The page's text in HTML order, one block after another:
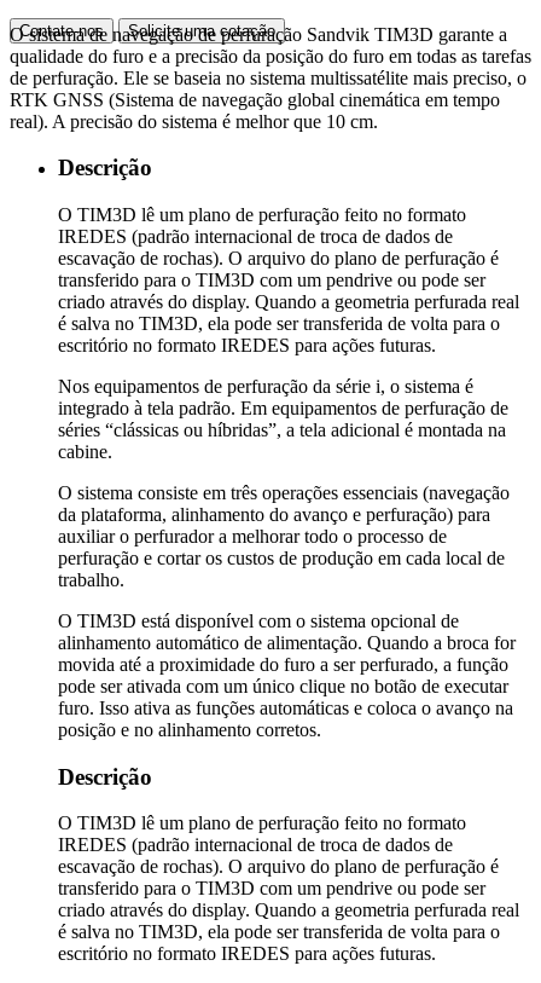
Contate-nos Solicite uma cotação
O sistema de navegação de perfuração Sandvik TIM3D garante a
qualidade do furo e a precisão da posição do furo em todas as tarefas
de perfuração. Ele se baseia no sistema multissatélite mais preciso, o
RTK GNSS (Sistema de navegação global cinemática em tempo
real). A precisão do sistema é melhor que 10 cm.
Descrição
O TIM3D lê um plano de perfuração feito no formato
IREDES (padrão internacional de troca de dados de
escavação de rochas). O arquivo do plano de perfuração é
transferido para o TIM3D com um pendrive ou pode ser
criado através do display. Quando a geometria perfurada real
é salva no TIM3D, ela pode ser transferida de volta para o
escritório no formato IREDES para ações futuras.
Nos equipamentos de perfuração da série i, o sistema é
integrado à tela padrão. Em equipamentos de perfuração de
séries “clássicas ou híbridas”, a tela adicional é montada na
cabine.
O sistema consiste em três operações essenciais (navegação
da plataforma, alinhamento do avanço e perfuração) para
auxiliar o perfurador a melhorar todo o processo de
perfuração e cortar os custos de produção em cada local de
trabalho.
O TIM3D está disponível com o sistema opcional de
alinhamento automático de alimentação. Quando a broca for
movida até a proximidade do furo a ser perfurado, a função
pode ser ativada com um único clique no botão de executar
furo. Isso ativa as funções automáticas e coloca o avanço na
posição e no alinhamento corretos.
Descrição
O TIM3D lê um plano de perfuração feito no formato
IREDES (padrão internacional de troca de dados de
escavação de rochas). O arquivo do plano de perfuração é
transferido para o TIM3D com um pendrive ou pode ser
criado através do display. Quando a geometria perfurada real
é salva no TIM3D, ela pode ser transferida de volta para o
escritório no formato IREDES para ações futuras.